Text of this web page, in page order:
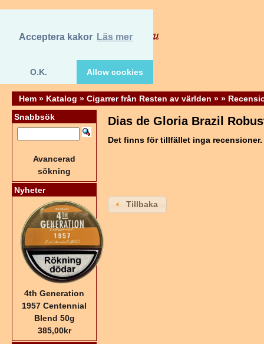
Acceptera kakor Läs mer
O.K. Allow cookies
Hem » Katalog » Cigarrer från Resten av världen » »
Dias de Gloria Brazil
Det finns för tillfället inga recensioner.
Tillbaka
Snabbsök
Avancerad
sökning
Nyheter
4th Generation
1957 Centennial
Blend 50g
385,00kr